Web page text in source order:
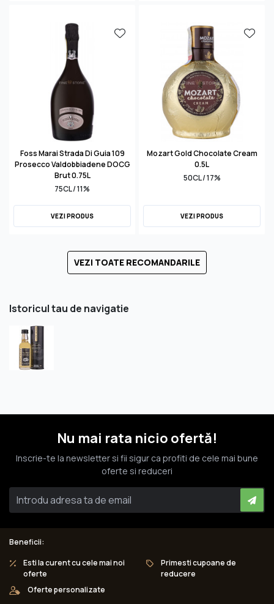
Foss Marai Strada Di Guia 109
Prosecco Valdobbiadene DOCG
Brut 0.75L
75CL / 11%
VEZI PRODUS
Mozart Gold Chocolate Cream
0.5L
50CL / 17%
VEZI PRODUS
VEZI TOATE RECOMANDARILE
Istoricul tau de navigatie
Nu mai rata nicio ofertă!
Inscrie-te la newsletter si fii sigur ca profiti de cele mai bune
oferte si reduceri
Beneficii:
Esti la curent cu cele mai noi
oferte
Primesti cupoane de
reducere
Oferte personalizate